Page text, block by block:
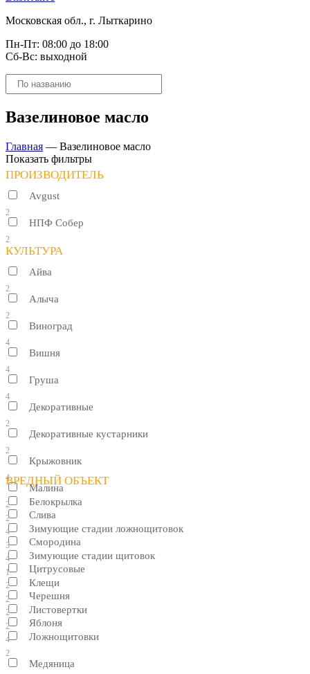
Московская обл., г. Лыткарино
Пн-Пт: 08:00 до 18:00
Сб-Вс: выходной
Поиск
товаров
Вазелиновое масло
Главная — Вазелиновое масло
Показать фильтры
ПРОИЗВОДИТЕЛЬ
Avgust
2
НПФ Собер
2
КУЛЬТУРА
Айва
2
Алыча
2
Виноград
4
Вишня
4
Груша
4
Декоративные
2
Декоративные кустарники
2
Крыжовник
4
Малина
2
Слива
4
Смородина
4
Цитрусовые
2
Черешня
2
Яблоня
4
ВРЕДНЫЙ ОБЪЕКТ
Белокрылка
2
Зимующие стадии ложнощитовок
3
Зимующие стадии щитовок
1
Клещи
2
Листовертки
2
Ложнощитовки
2
Медяница